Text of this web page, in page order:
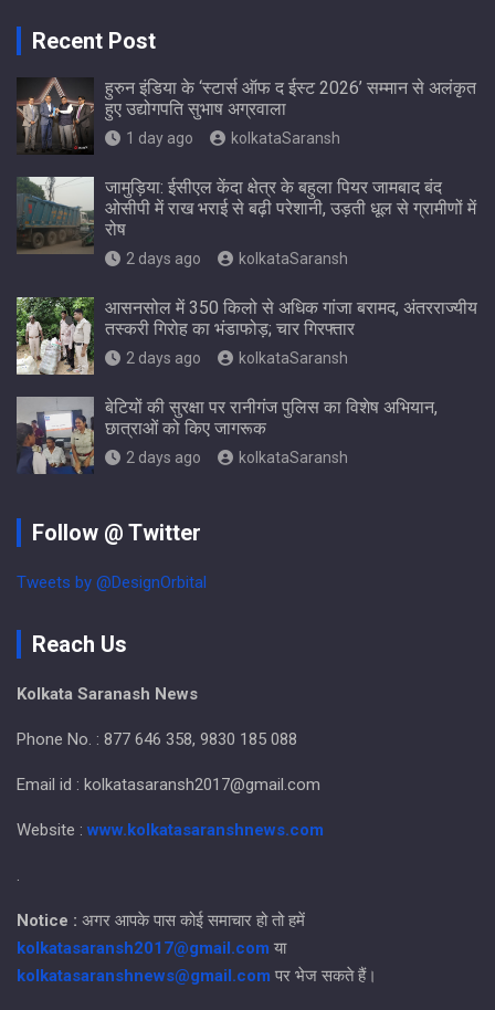
Recent Post
हुरुन इंडिया के ‘स्टार्स ऑफ द ईस्ट 2026’ सम्मान से अलंकृत
हुए उद्योगपति सुभाष अग्रवाला
1 day ago kolkataSaransh
जामुड़िया: ईसीएल केंदा क्षेत्र के बहुला पियर जामबाद बंद
ओसीपी में राख भराई से बढ़ी परेशानी, उड़ती धूल से ग्रामीणों में
रोष
2 days ago kolkataSaransh
आसनसोल में 350 किलो से अधिक गांजा बरामद, अंतरराज्यीय
तस्करी गिरोह का भंडाफोड़; चार गिरफ्तार
2 days ago kolkataSaransh
बेटियों की सुरक्षा पर रानीगंज पुलिस का विशेष अभियान,
छात्राओं को किए जागरूक
2 days ago kolkataSaransh
Follow @ Twitter
Tweets by @DesignOrbital
Reach Us
Kolkata Saranash News
Phone No. : 877 646 358, 9830 185 088
Email id : kolkatasaransh2017@gmail.com
Website : www.kolkatasaranshnews.com
.
Notice : अगर आपके पास कोई समाचार हो तो हमें
kolkatasaransh2017@gmail.com या
kolkatasaranshnews@gmail.com पर भेज सकते हैं।